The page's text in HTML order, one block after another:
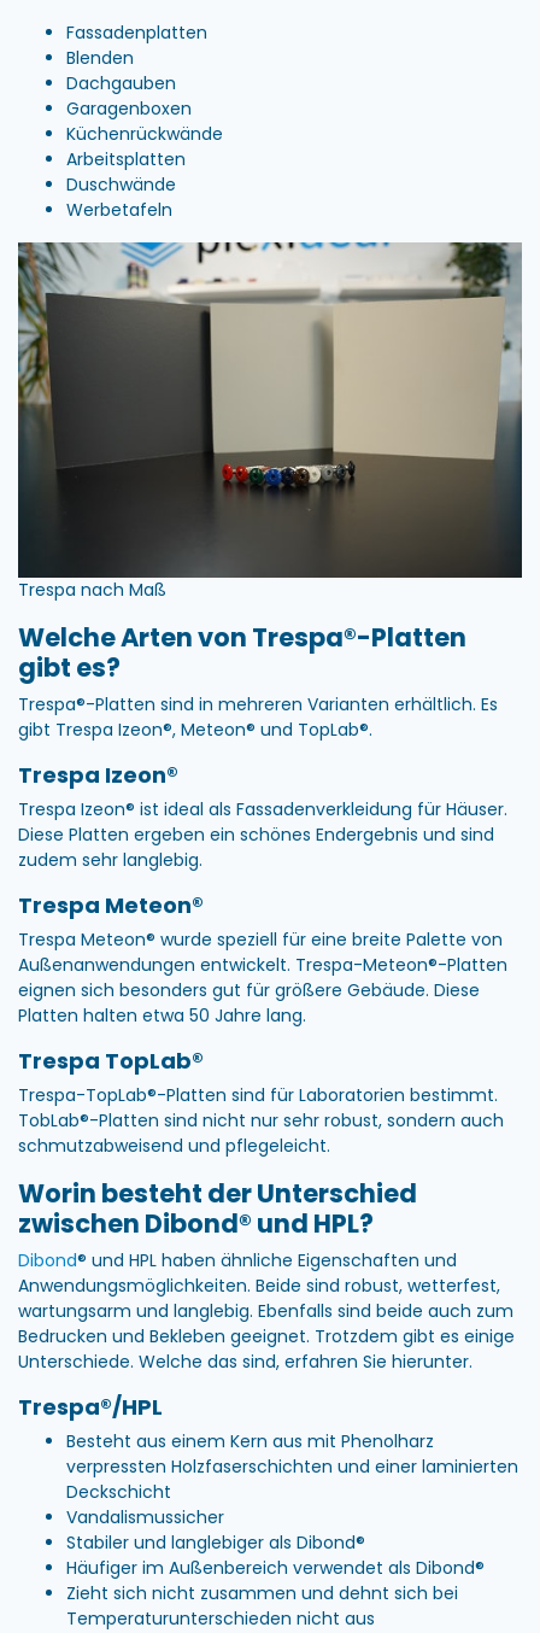
Fassadenplatten
Blenden
Dachgauben
Garagenboxen
Küchenrückwände
Arbeitsplatten
Duschwände
Werbetafeln
Trespa nach Maß
Welche Arten von Trespa®-Platten
gibt es?
Trespa®-Platten sind in mehreren Varianten erhältlich. Es
gibt Trespa Izeon®, Meteon® und TopLab®.
Trespa Izeon®
Trespa Izeon® ist ideal als Fassadenverkleidung für Häuser.
Diese Platten ergeben ein schönes Endergebnis und sind
zudem sehr langlebig.
Trespa Meteon®
Trespa Meteon® wurde speziell für eine breite Palette von
Außenanwendungen entwickelt. Trespa-Meteon®-Platten
eignen sich besonders gut für größere Gebäude. Diese
Platten halten etwa 50 Jahre lang.
Trespa TopLab®
Trespa-TopLab®-Platten sind für Laboratorien bestimmt.
TobLab®-Platten sind nicht nur sehr robust, sondern auch
schmutzabweisend und pflegeleicht.
Worin besteht der Unterschied
zwischen Dibond® und HPL?
Dibond® und HPL haben ähnliche Eigenschaften und
Anwendungsmöglichkeiten. Beide sind robust, wetterfest,
wartungsarm und langlebig. Ebenfalls sind beide auch zum
Bedrucken und Bekleben geeignet. Trotzdem gibt es einige
Unterschiede. Welche das sind, erfahren Sie hierunter.
Trespa®/HPL
Besteht aus einem Kern aus mit Phenolharz
verpressten Holzfaserschichten und einer laminierten
Deckschicht
Vandalismussicher
Stabiler und langlebiger als Dibond®
Häufiger im Außenbereich verwendet als Dibond®
Zieht sich nicht zusammen und dehnt sich bei
Temperaturunterschieden nicht aus